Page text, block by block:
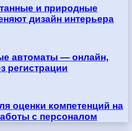
и природные
дизайн интерьера
автоматы — онлайн,
регистрации
оценки компетенций на
с персоналом